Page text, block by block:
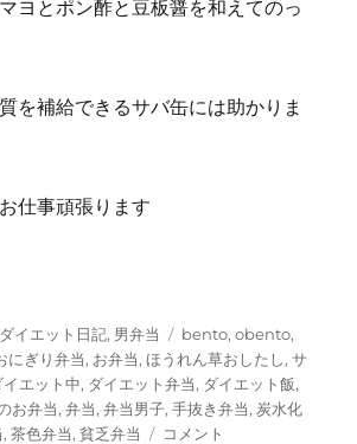
ヨとポン酢と豆板醤を和えてのっ
を補給できるサバ缶には助かりま
仕事頑張ります
カ
ダイエット日記, 男弁当
タ
グ
bento,obento,
にぎり弁当, お弁当,ほうれん草おしたし,サ
イエット中, ダイエット弁当, ダイエット飯,
お弁当,弁当,弁当男子,手抜き弁当, 炭水化
,茶色弁当,貧乏弁当
肉
コメント